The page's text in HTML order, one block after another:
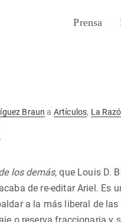
Prensa
Braun a Artículos, La
los demás, que Louis D.
de re-editar Ariel. Es
a la más liberal de